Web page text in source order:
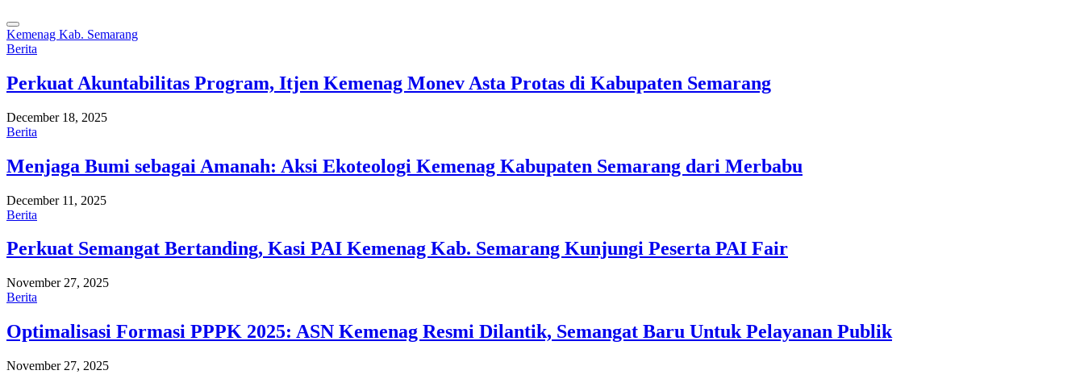
Kemenag Kab. Semarang
Berita
Perkuat Akuntabilitas Program, Itjen Kemenag Monev Asta Protas di Kabupaten Semarang
December 18, 2025
Berita
Menjaga Bumi sebagai Amanah: Aksi Ekoteologi Kemenag Kabupaten Semarang dari Merbabu
December 11, 2025
Berita
Perkuat Semangat Bertanding, Kasi PAI Kemenag Kab. Semarang Kunjungi Peserta PAI Fair
November 27, 2025
Berita
Optimalisasi Formasi PPPK 2025: ASN Kemenag Resmi Dilantik, Semangat Baru Untuk Pelayanan Publik
November 27, 2025